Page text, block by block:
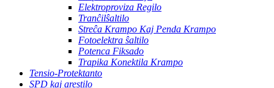
Elektroproviza Regilo
Tranĉilŝaltilo
Streĉa Krampo Kaj Penda Krampo
Fotoelektra ŝaltilo
Potenca Fiksado
Trapika Konektila Krampo
Tensio-Protektanto
SPD kaj arestilo